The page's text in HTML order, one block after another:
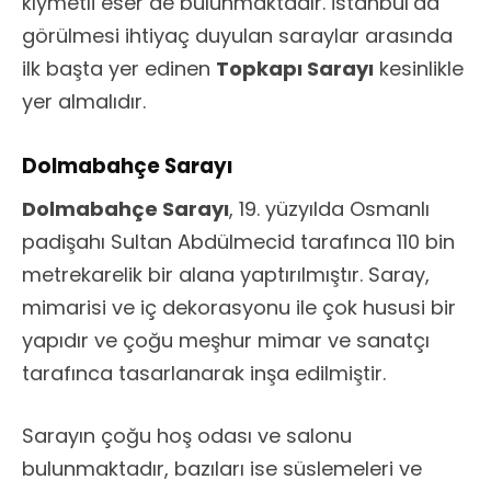
görülmesi ihtiyaç duyulan saraylar arasında
ilk başta yer edinen Topkapı Sarayı kesinlikle
yer almalıdır.
Dolmabahçe Sarayı
Dolmabahçe Sarayı, 19. yüzyılda Osmanlı
padişahı Sultan Abdülmecid tarafınca 110 bin
metrekarelik bir alana yaptırılmıştır. Saray,
mimarisi ve iç dekorasyonu ile çok hususi bir
yapıdır ve çoğu meşhur mimar ve sanatçı
tarafınca tasarlanarak inşa edilmiştir.
Sarayın çoğu hoş odası ve salonu
bulunmaktadır, bazıları ise süslemeleri ve